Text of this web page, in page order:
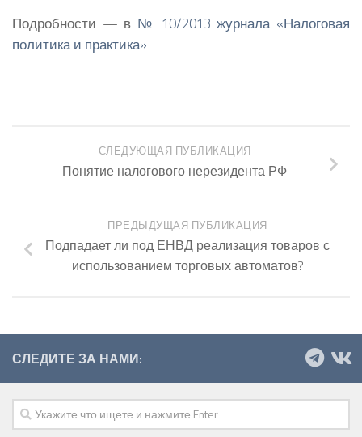
Подробности — в № 10/2013 журнала «Налоговая
политика и практика»
СЛЕДУЮЩАЯ ПУБЛИКАЦИЯ
Понятие налогового нерезидента РФ
ПРЕДЫДУЩАЯ ПУБЛИКАЦИЯ
Подпадает ли под ЕНВД реализация товаров с
использованием торговых автоматов?
СЛЕДИТЕ ЗА НАМИ: